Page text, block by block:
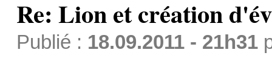
Re: Lion et création
Publié : 18.09.2011 - 21h31